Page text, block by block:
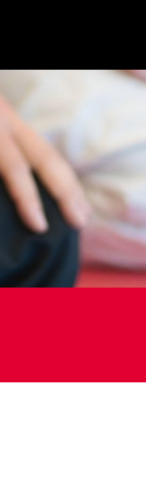
KYUDO